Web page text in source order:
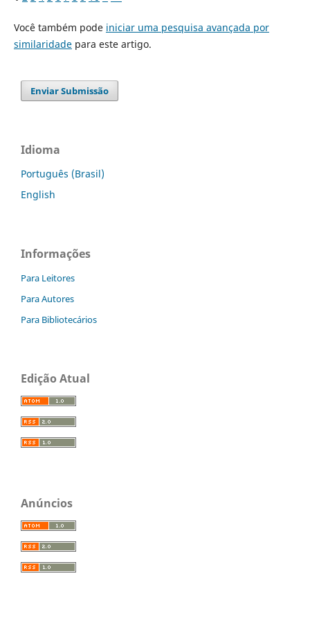
Você também pode iniciar uma pesquisa avançada por
similaridadepara este artigo.
Enviar Submissão
Idioma
Português (Brasil)
English
Informações
Para Leitores
Para Autores
Para Bibliotecários
Edição Atual
Anúncios